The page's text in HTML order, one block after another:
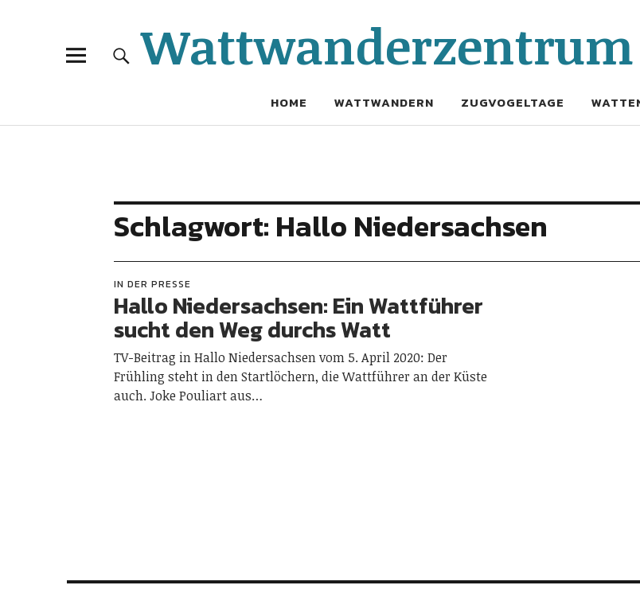
HOME WATTWANDERN ZUGVOGELTAGE
Schlagwort: Hallo Niedersachsen
IN DER PRESSE
Hallo Niedersachsen: Ein Wattführer
sucht den Weg durchs Watt
TV-Beitrag in Hallo Niedersachsen vom 5. April 2020: Der
Frühling steht in den Startlöchern, die Wattführer an der Küste
auch. Joke Pouliart aus…